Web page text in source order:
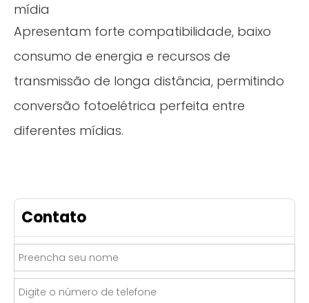
mídia
Apresentam forte compatibilidade, baixo
consumo de energia e recursos de
transmissão de longa distância, permitindo
conversão fotoelétrica perfeita entre
diferentes mídias.
Contato